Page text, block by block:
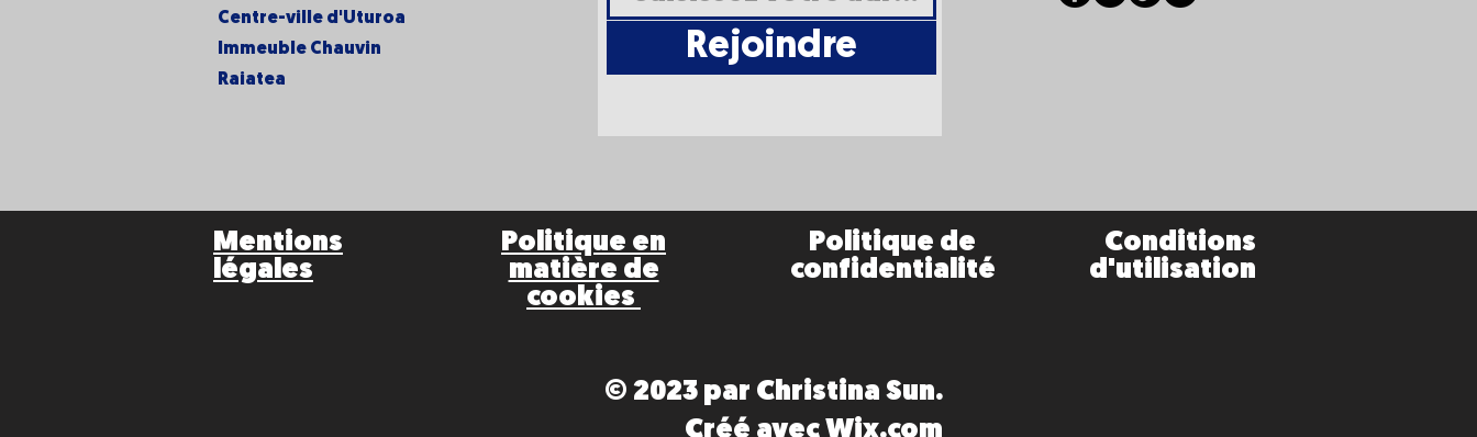
Centre-ville d'Uturoa
Immeuble Chauvin
Raiatea
Rejoindre
Mentions
légales
Politique en
matière de
cookies
Politique de
confidentialité
Conditions
d'utilisation
© 2023 par Christina Sun.
Créé avec Wix.com